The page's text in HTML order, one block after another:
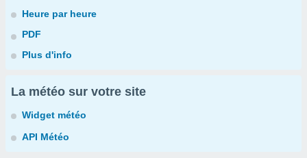
Heure par heure
PDF
Plus d'info
La météo sur votre site
Widget météo
API Météo